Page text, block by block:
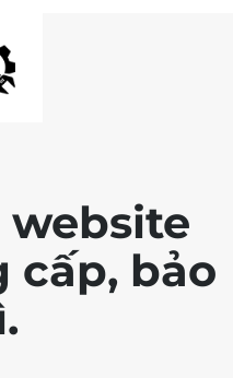
website
cấp, bảo